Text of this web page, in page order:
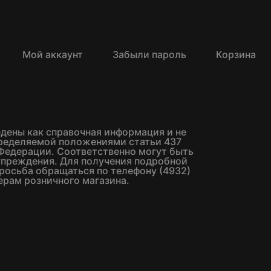
Мой аккаунт Забыли пароль Корзина
как справочная информация и не
положениями статьи 437
Соответственно могут быть
Для получения подробной
обращаться по телефону (4932)
розничного магазина.